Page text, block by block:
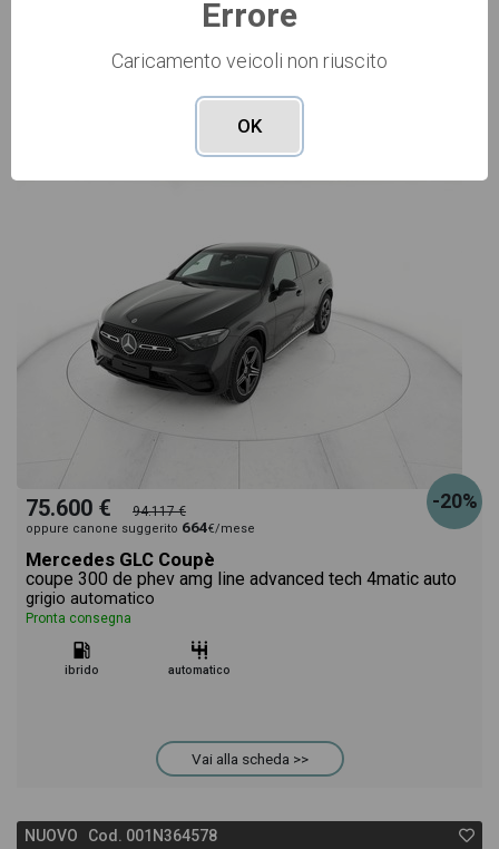
Vai alla scheda >>
-20%
75.600 € 94.117 €
oppure canone suggerito 664€/mese
Mercedes GLC Coupè
coupe 300 de phev amg line advanced tech 4matic auto
grigio automatico
Pronta consegna
ibrido automatico
Vai alla scheda >>
NUOVO Cod. 001N364578
Errore
Caricamento veicoli non riuscito
OK